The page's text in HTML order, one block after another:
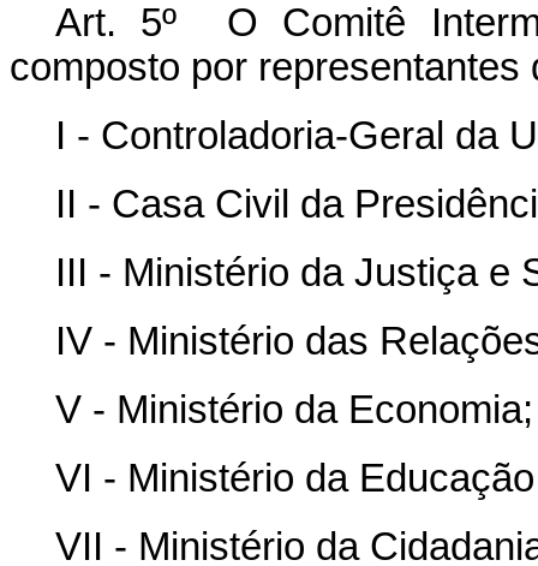
Art. 5º O Comitê
composto por representantes
I - Controladoria-Geral da
II - Casa Civil da
III - Ministério da Justiça e
IV - Ministério das
V - Ministério da Economia;
VI - Ministério da
VII - Ministério da